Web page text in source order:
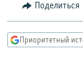
Вернутся
КУЛЬТУРАПоделиться
Приоритетный